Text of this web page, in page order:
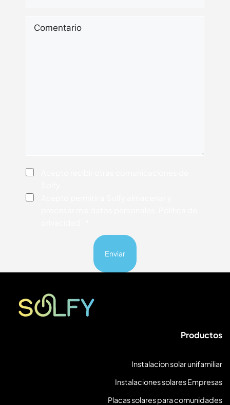
Consentimiento
Consentimiento
Solfy
Productos
Instalacion solar unifamiliar
Instalaciones solares Empresas
Placas solares para comunidades